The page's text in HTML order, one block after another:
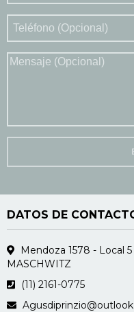
DATOS DE
Mendoza 1578 - Local
MASCHWITZ
(11) 2161-0775